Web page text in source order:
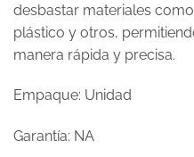
desbastar materiales
plástico y otros,
manera rápida y precisa.
Empaque: Unidad
Garantía: NA